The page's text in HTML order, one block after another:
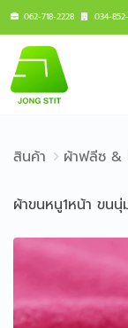
062-718-2228 034-
สินค้า ผ้าฟลีซ &
ผ้าขนหนู1หน้า ขน